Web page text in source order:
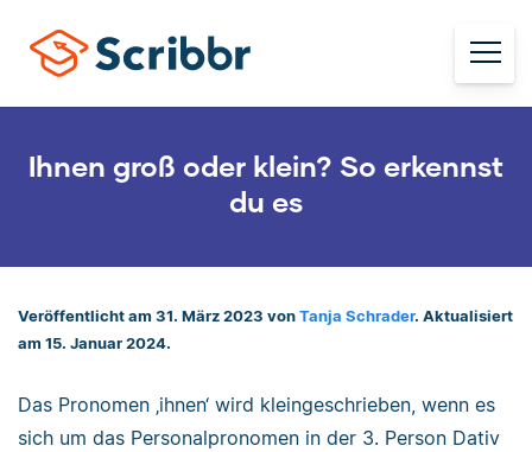
Ihnen groß oder klein? So erkennst
du es
Veröffentlicht am 31. März 2023 von Tanja Schrader. Aktualisiert
am 15. Januar 2024.
Das Pronomen ‚ihnen‘ wird kleingeschrieben, wenn es
sich um das Personalpronomen in der 3. Person Dativ